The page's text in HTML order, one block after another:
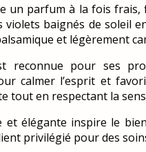
un parfum à la fois
violets baignés de soleil
et légèrement
reconnue pour ses
calmer l’esprit et
tout en respectant la
et élégante inspire le
privilégié pour des